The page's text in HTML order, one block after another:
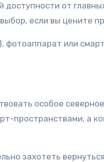
от
если вы цените
фотоаппарат или
особое
пространствами, а
захотеть